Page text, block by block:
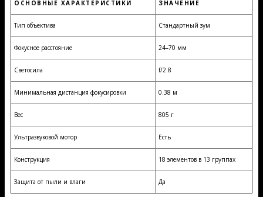
ОСНОВНЫЕ ХАРАКТЕРИСТИКИ ЗНАЧЕНИЕ
Тип объектива Стандартный зум
Фокусное расстояние 24–70 мм
Светосила f/2.8
Минимальная дистанция фокусировки 0.38 м
Вес 805 г
Ультразвуковой мотор Есть
Конструкция 18 элементов в 13 группах
Защита от пыли и влаги Да